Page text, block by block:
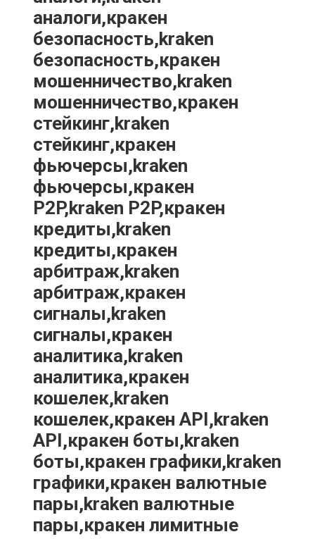
аналоги,кракен
безопасность,kraken
безопасность,кракен
мошенничество,kraken
мошенничество,кракен
стейкинг,kraken
стейкинг,кракен
фьючерсы,kraken
фьючерсы,кракен
P2P,kraken P2P,кракен
кредиты,kraken
кредиты,кракен
арбитраж,kraken
арбитраж,кракен
сигналы,kraken
сигналы,кракен
аналитика,kraken
аналитика,кракен
кошелек,kraken
кошелек,кракен API,kraken
API,кракен боты,kraken
боты,кракен графики,kraken
графики,кракен валютные
пары,kraken валютные
пары,кракен лимитные